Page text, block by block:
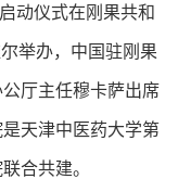
仪式在刚果共和
举办，中国驻刚果
公厅主任穆卡萨出席
天津中医药大学第
合共建。